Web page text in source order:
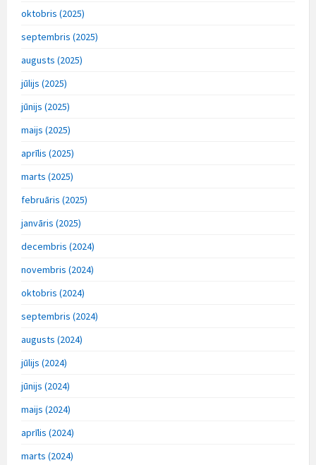
oktobris (2025)
septembris (2025)
augusts (2025)
jūlijs (2025)
jūnijs (2025)
maijs (2025)
aprīlis (2025)
marts (2025)
februāris (2025)
janvāris (2025)
decembris (2024)
novembris (2024)
oktobris (2024)
septembris (2024)
augusts (2024)
jūlijs (2024)
jūnijs (2024)
maijs (2024)
aprīlis (2024)
marts (2024)